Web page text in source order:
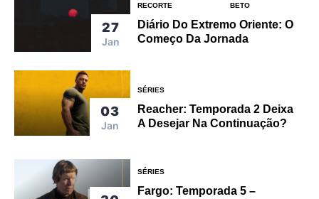
27
Jan
RECORTE
BETO
Diário Do Extremo Oriente: O
Começo Da Jornada
03
Jan
SÉRIES
Reacher: Temporada 2 Deixa
A Desejar Na Continuação?
SÉRIES
Fargo: Temporada 5 –